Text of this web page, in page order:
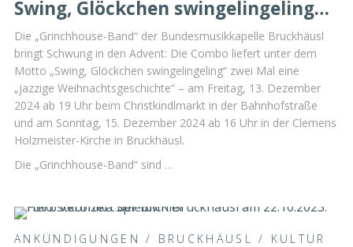
Swing, Glöckchen swingelingeling…
Die „Grinchhouse-Band“ der Bundesmusikkapelle Bruckhäusl
bringt Schwung in den Advent: Die Combo liefert unter dem
Motto „Swing, Glöckchen swingelingeling“ zwei Mal eine
„jazzige Weihnachtsgeschichte“ – am Freitag, 13. Dezember
2024 ab 19 Uhr beim Christkindlmarkt in der Bahnhofstraße
und am Sonntag, 15. Dezember 2024 ab 16 Uhr in der Clemens
Holzmeister-Kirche in Bruckhäusl.
Die „Grinchhouse-Band“ sind …
ANKÜNDIGUNGEN / BRUCKHÄUSL / KULTUR